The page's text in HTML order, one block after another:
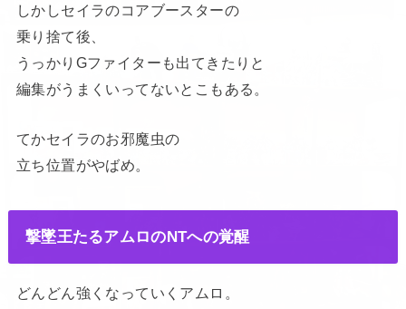
しかしセイラのコアブースターの
乗り捨て後、
うっかりGファイターも出てきたりと
編集がうまくいってないとこもある。
てかセイラのお邪魔虫の
立ち位置がやばめ。
撃墜王たるアムロのNTへの覚醒
どんどん強くなっていくアムロ。